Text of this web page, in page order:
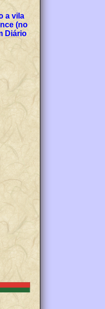
a vila
(no
Diário